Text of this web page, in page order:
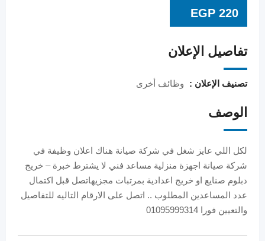
EGP 220
تفاصيل الإعلان
تصنيف الإعلان : وظائف أخرى
الوصف
لكل اللي عايز شغل في شركة صيانة هناك اعلان وظيفة في
شركة صيانة اجهزة منزلية مساعد فني لا يشترط خبرة – خريج
دبلوم صنايع او خريج اعدادية بمرتبات مجزيهاتصل قبل اكتمال
عدد المساعدين المطلوب .. اتصل على الارقام التاليه للتفاصيل
والتعيين فورا 01095999314